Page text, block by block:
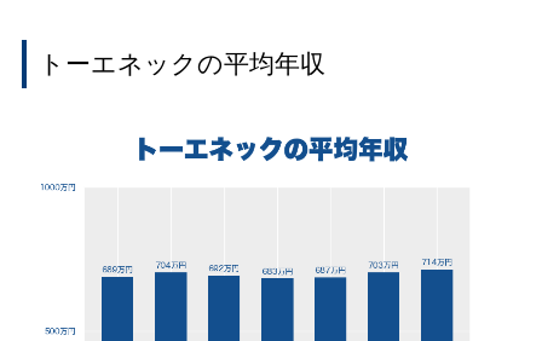
トーエネックの平均年収